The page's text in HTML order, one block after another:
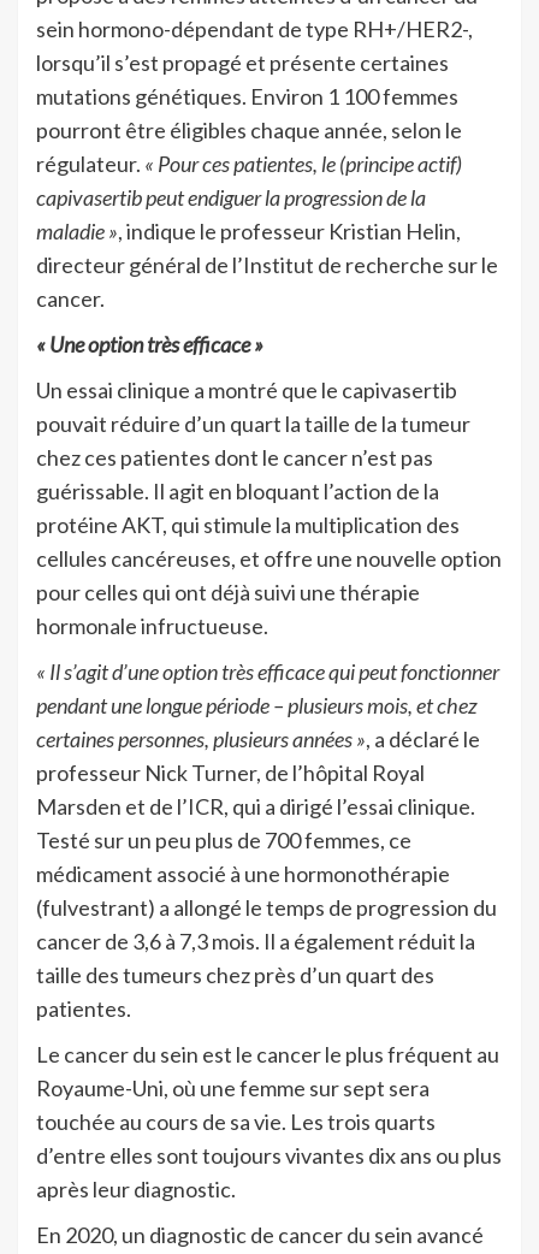
sein hormono-dépendant de type RH+/HER2-,
lorsqu’il s’est propagé et présente certaines
mutations génétiques. Environ 1 100 femmes
pourront être éligibles chaque année, selon le
régulateur. « Pour ces patientes, le (principe actif)
capivasertib peut endiguer la progression de la
maladie », indique le professeur Kristian Helin,
directeur général de l’Institut de recherche sur le
cancer.
« Une option très efficace »
Un essai clinique a montré que le capivasertib
pouvait réduire d’un quart la taille de la tumeur
chez ces patientes dont le cancer n’est pas
guérissable. Il agit en bloquant l’action de la
protéine AKT, qui stimule la multiplication des
cellules cancéreuses, et offre une nouvelle option
pour celles qui ont déjà suivi une thérapie
hormonale infructueuse.
« Il s’agit d’une option très efficace qui peut fonctionner
pendant une longue période – plusieurs mois, et chez
certaines personnes, plusieurs années », a déclaré le
professeur Nick Turner, de l’hôpital Royal
Marsden et de l’ICR, qui a dirigé l’essai clinique.
Testé sur un peu plus de 700 femmes, ce
médicament associé à une hormonothérapie
(fulvestrant) a allongé le temps de progression du
cancer de 3,6 à 7,3 mois. Il a également réduit la
taille des tumeurs chez près d’un quart des
patientes.
Le cancer du sein est le cancer le plus fréquent au
Royaume-Uni, où une femme sur sept sera
touchée au cours de sa vie. Les trois quarts
d’entre elles sont toujours vivantes dix ans ou plus
après leur diagnostic.
En 2020, un diagnostic de cancer du sein avancé